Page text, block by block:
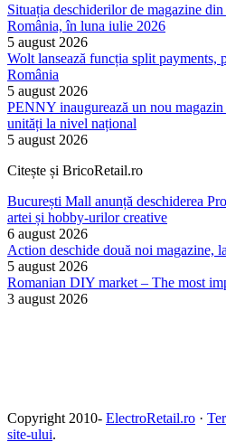
Situația deschiderilor de magazine
România, în luna iulie 2026
5 august 2026
Wolt lansează funcția split payments,
România
5 august 2026
PENNY inaugurează un nou
unități la nivel național
5 august 2026
Citește și BricoRetail.ro
București Mall anunță deschiderea
artei și hobby-urilor creative
6 august 2026
Action deschide două noi magazine,
5 august 2026
Romanian DIY market – The most
3 august 2026
Copyright 2010- ElectroRetail.ro ·
site-ului.